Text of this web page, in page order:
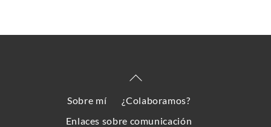
Back
Top
Sobre mí
¿Colaboramos?
Enlaces sobre comunicación